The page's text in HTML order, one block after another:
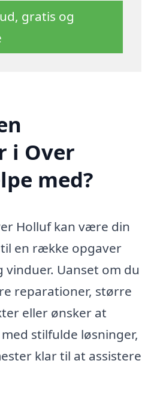
gratis og
i Over
med?
Holluf kan være din
en række opgaver
Uanset om du
reparationer, større
eller ønsker at
stilfulde løsninger,
klar til at assistere